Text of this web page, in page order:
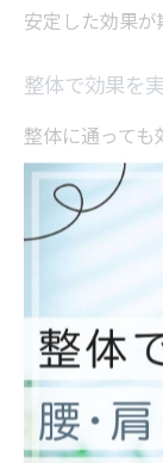
安定した効果が
整体で効果を
整体に通って
くつか考えら
症状に合って
が改善を妨げて
また、通院頻
しまうことで、
あります。特
な変化を期待す
重要です。